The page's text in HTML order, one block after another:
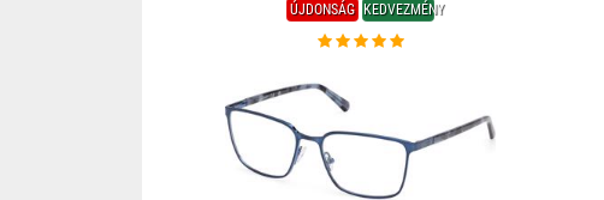
ÚJDONSÁG KEDVEZMÉNY